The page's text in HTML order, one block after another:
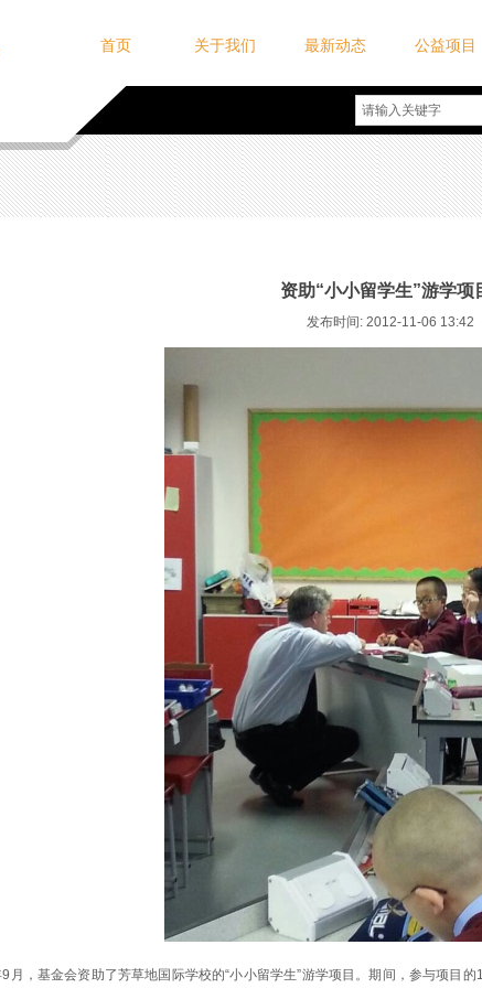
首页 关于我们 最新动态 公益项目
资助“小小留学生”游学项
发布时间: 2012-11-06 13:42
月，基金会资助了芳草地国际学校的“小小留学生”游学项目。期间，参与项目